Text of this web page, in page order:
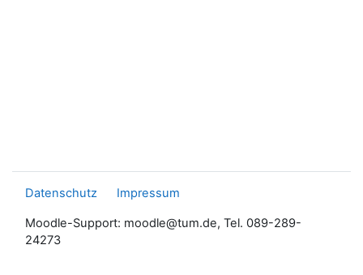
Datenschutz Impressum
Moodle-Support: moodle@tum.de, Tel. 089-289-
24273